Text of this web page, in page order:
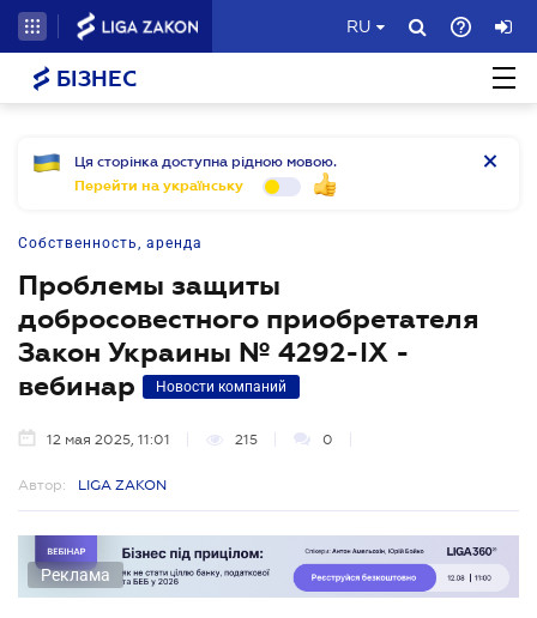
RU
БІЗНЕС
Ця сторінка доступна рідною мовою.
Перейти на українську
Собственность, аренда
Проблемы защиты
добросовестного приобретателя
Закон Украины № 4292-ІХ -
вебинар
Новости компаний
12 мая 2025, 11:01 215 0
Автор: LIGA ZAKON
Реклама